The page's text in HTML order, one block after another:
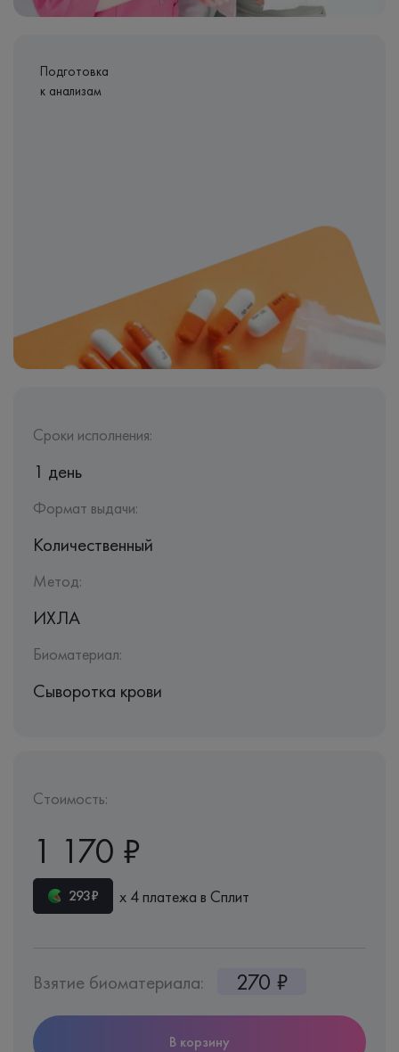
Подготовка
к анализам
Сроки исполнения:
1 день
Формат выдачи:
Количественный
Метод:
ИХЛА
Биоматериал:
Сыворотка крови
Стоимость:
1 170 ₽
293₽ х 4 платежа в Сплит
Взятие биоматериала: 270 ₽
В корзину